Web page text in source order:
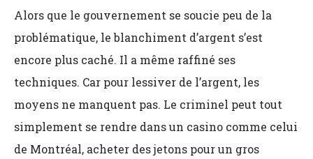
Alors que le gouvernement se soucie peu de la
problématique, le blanchiment d’argent s’est
encore plus caché. Il a même raffiné ses
techniques. Car pour lessiver de l’argent, les
moyens ne manquent pas. Le criminel peut tout
simplement se rendre dans un casino comme celui
de Montréal, acheter des jetons pour un gros